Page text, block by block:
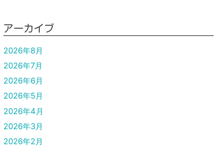
アーカイブ
2026年8月
2026年7月
2026年6月
2026年5月
2026年4月
2026年3月
2026年2月